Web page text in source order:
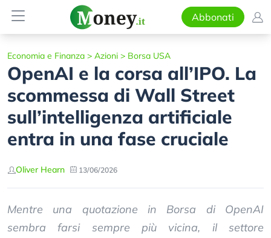
Abbonati
Economia e Finanza > Azioni > Borsa USA
OpenAI e la corsa all’IPO. La
scommessa di Wall Street
sull’intelligenza artificiale
entra in una fase cruciale
Oliver Hearn 13/06/2026
Mentre una quotazione in Borsa di OpenAI
sembra farsi sempre più vicina, il settore